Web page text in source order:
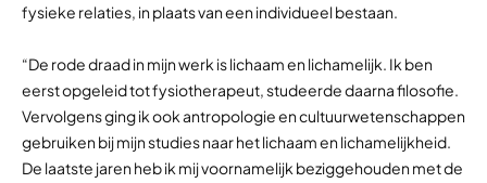
fysieke relaties, in plaats van een individueel bestaan.
“De rode draad in mijn werk is lichaam en lichamelijk. Ik ben
eerst opgeleid tot fysiotherapeut, studeerde daarna filosofie.
Vervolgens ging ik ook antropologie en cultuurwetenschappen
gebruiken bij mijn studies naar het lichaam en lichamelijkheid.
De laatste jaren heb ik mij voornamelijk beziggehouden met de